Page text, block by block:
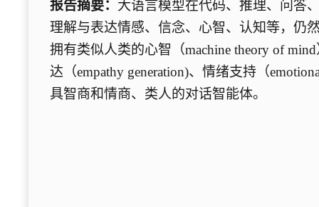
报告摘要： 大语言模型在代码、推理、问答
理解与表达情感、信念、心智、认知等，仍
拥有类似人类的心智（machine theory of
达（empathy generation)、情绪支持（
具智商和情商、类人的对话智能体。